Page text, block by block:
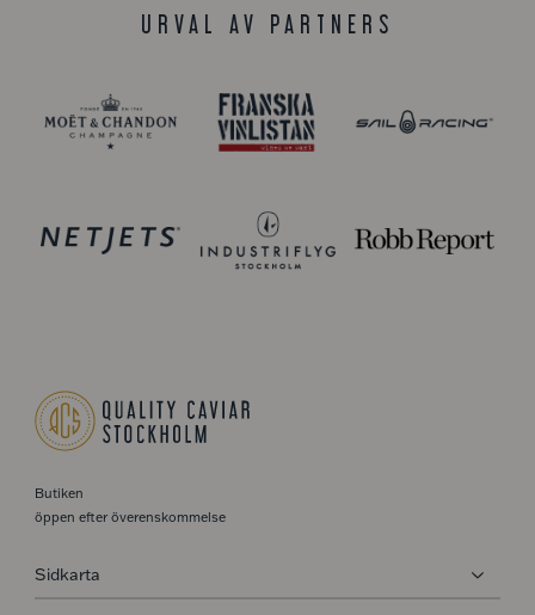
URVAL AV PARTNERS
Butiken
öppen efter överenskommelse
Sidkarta